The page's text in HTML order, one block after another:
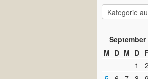
September
M D M D
1
2